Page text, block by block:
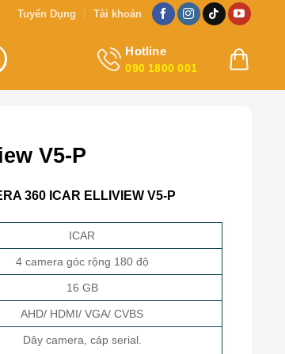
Tuyển Dụng Tài khoản
Hotline
090 1800 001
V5-P
360 ICAR ELLIVIEW V5-P
ICAR
4 camera góc rộng 180 độ
16 GB
AHD/ HDMI/ VGA/ CVBS
Dây camera, cáp serial.